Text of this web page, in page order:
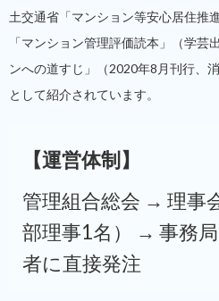
土交通省「マンション等安心居住推
「マンション管理評価読本」（学芸
ンへの道すじ」（2020年8月刊行、
として紹介されています。
【運営体制】
管理組合総会 → 理事
部理事1名） → 事務
者に直接発注